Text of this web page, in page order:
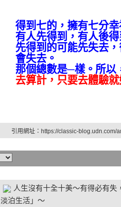
得到七的，擁有七分
有人先得到，有人後
先得到的可能先失去
會失去。
那個總數是─樣。所以
去算計，只要去體驗
引用網址：https://classic-
人生沒有十全十美～有得必有
淡泊生活」～